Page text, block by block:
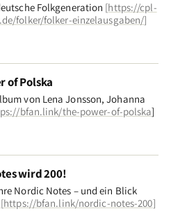
Folkgeneration [https://cpl-
folker/folker-einzelausgaben/]
of Polska
von Lena Jonsson, Johanna
bfan.link/the-power-of-polska]
wird 200!
Nordic Notes – und ein Blick
[https://bfan.link/nordic-notes-200]